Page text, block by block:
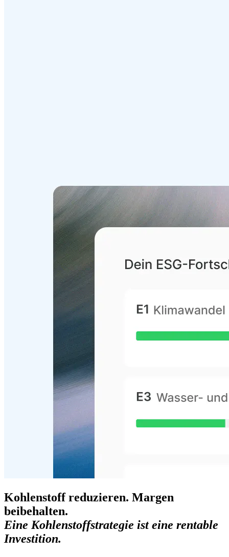
Kohlenstoff reduzieren. Margen
beibehalten.
Eine Kohlenstoffstrategie ist eine rentable
Investition.